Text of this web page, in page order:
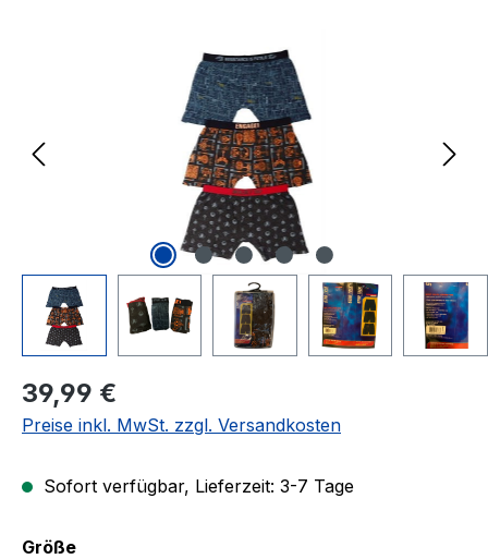
Regulärer Preis:
39,99 €
Preise inkl. MwSt. zzgl. Versandkosten
Sofort verfügbar, Lieferzeit: 3-7 Tage
Größeauswählen